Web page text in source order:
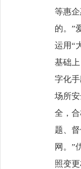
等惠
的。”
运用“
基础
字化
场所
全，
题、
网。”
照变